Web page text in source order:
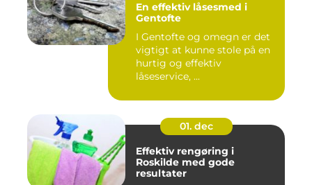
En effektiv låsesmed i
Gentofte
I Gentofte og omegn er det
vigtigt at kunne stole på en
hurtig og effektiv
låseservice, ...
01. dec
Effektiv rengøring i
Roskilde med gode
resultater